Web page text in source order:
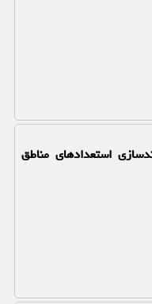
استعدادهای مناطق